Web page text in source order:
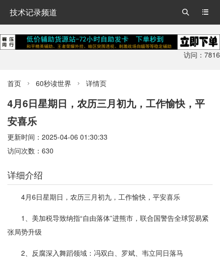
技术记录频道 

访问：7816
首页  60秒读世界  详情页
4月6日星期日，农历三月初九，工作愉快，平
安喜乐
更新时间：2025-04-06 01:30:33
访问次数：630
详细介绍
4月6日星期日，农历三月初九，工作愉快，平安喜乐
1、美加税导致纳指“自由落体”进熊市，联合国警告全球贸易紧
张局势升级
2、反腐深入舞蹈领域：冯双白、罗斌、韦立同日落马